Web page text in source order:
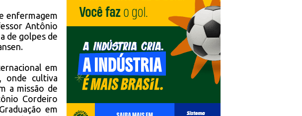
enfermagem
Antônio
de golpes de
em
onde cultiva
a missão de
Cordeiro
em